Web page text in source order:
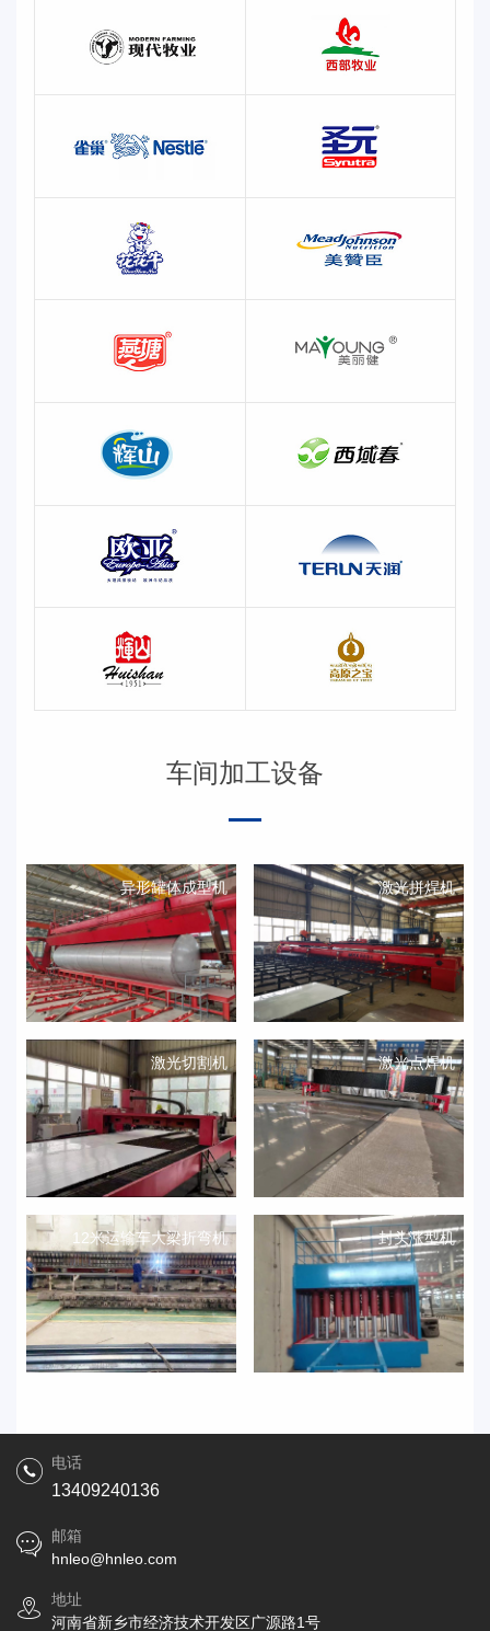
车间加工设备
异形罐体成型机 激光拼焊机
激光切割机 激光点焊机
12米运输车大梁折弯机 封头涨型机
电话
13409240136
邮箱
hnleo@hnleo.com
地址
河南省新乡市经济技术开发区广源路1号